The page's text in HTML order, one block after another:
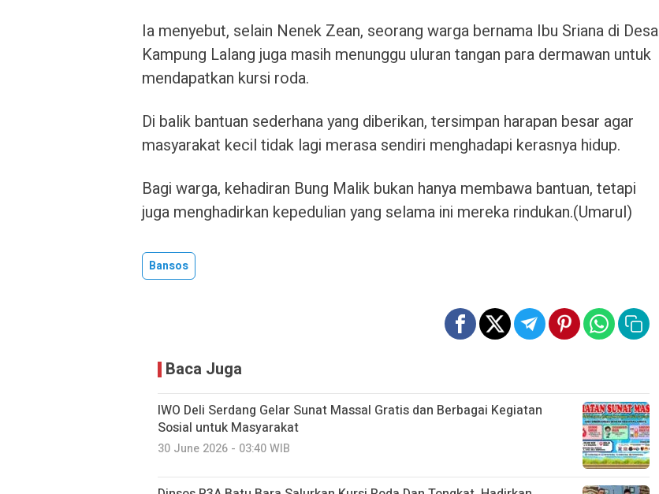
Ia menyebut, selain Nenek Zean, seorang warga bernama Ibu Sriana di Desa
Kampung Lalang juga masih menunggu uluran tangan para dermawan untuk
mendapatkan kursi roda.
Di balik bantuan sederhana yang diberikan, tersimpan harapan besar agar
masyarakat kecil tidak lagi merasa sendiri menghadapi kerasnya hidup.
Bagi warga, kehadiran Bung Malik bukan hanya membawa bantuan, tetapi
juga menghadirkan kepedulian yang selama ini mereka rindukan.(Umarul)
Bansos
Baca Juga
IWO Deli Serdang Gelar Sunat Massal Gratis dan Berbagai Kegiatan
Sosial untuk Masyarakat
30 June 2026 - 03:40 WIB